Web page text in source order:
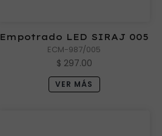
Empotrado LED SIRAJ 005
ECM-987/005
$ 297.00
VER MÁS